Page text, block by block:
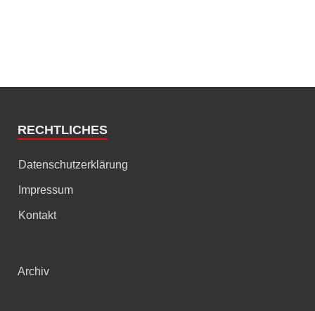
RECHTLICHES
Datenschutzerklärung
Impressum
Kontakt
Archiv